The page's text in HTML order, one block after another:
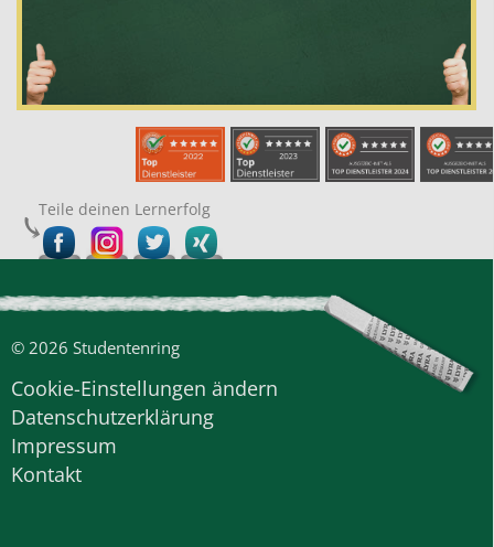
Teile deinen Lernerfolg
© 2026 Studentenring
Cookie-Einstellungen ändern
Datenschutzerklärung
Impressum
Kontakt